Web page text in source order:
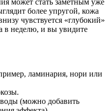
более упругой, кожа
чувствуется «глубокий»
в неделю, и вы увидите
ламинария, нори или
(можно добавить